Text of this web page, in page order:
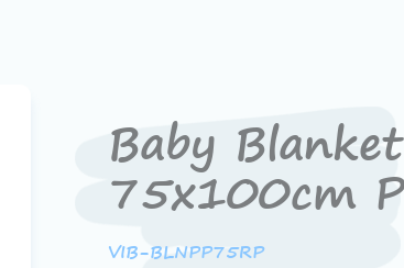
Baby
75x100cm
VIB-BLNPP75RP